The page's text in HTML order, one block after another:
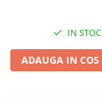
IN STOC
ADAUGA IN COS